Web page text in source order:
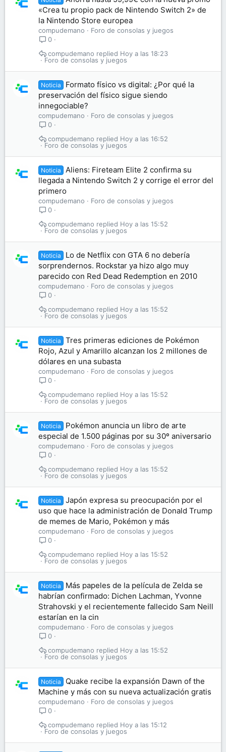
«Crea tu propio pack de Nintendo Switch 2» de
la Nintendo Store europea
compudemano
Foro de consolas y juegos
0
Foro de consolas y juegos
Hoy a las 18:23
compudemano
Noticia
Formato físico vs digital: ¿Por qué la
preservación del físico sigue siendo
innegociable?
compudemano
Foro de consolas y juegos
0
Foro de consolas y juegos
Hoy a las 16:52
compudemano
Noticia
Aliens: Fireteam Elite 2 confirma su
llegada a Nintendo Switch 2 y corrige el error del
primero
compudemano
Foro de consolas y juegos
0
Foro de consolas y juegos
Hoy a las 15:52
compudemano
Noticia
Lo de Netflix con GTA 6 no debería
sorprendernos. Rockstar ya hizo algo muy
parecido con Red Dead Redemption en 2010
compudemano
Foro de consolas y juegos
0
Foro de consolas y juegos
Hoy a las 15:52
compudemano
Noticia
Tres primeras ediciones de Pokémon
Rojo, Azul y Amarillo alcanzan los 2 millones de
dólares en una subasta
compudemano
Foro de consolas y juegos
0
Foro de consolas y juegos
Hoy a las 15:52
compudemano
Noticia
Pokémon anuncia un libro de arte
especial de 1.500 páginas por su 30º aniversario
compudemano
Foro de consolas y juegos
0
Foro de consolas y juegos
Hoy a las 15:52
compudemano
Noticia
Japón expresa su preocupación por el
uso que hace la administración de Donald Trump
de memes de Mario, Pokémon y más
compudemano
Foro de consolas y juegos
0
Foro de consolas y juegos
Hoy a las 15:52
compudemano
Noticia
Más papeles de la película de Zelda se
habrían confirmado: Dichen Lachman, Yvonne
Strahovski y el recientemente fallecido Sam Neill
estarían en la cin
compudemano
Foro de consolas y juegos
0
Foro de consolas y juegos
Hoy a las 15:52
compudemano
Noticia
Quake recibe la expansión Dawn of the
Machine y más con su nueva actualización gratis
compudemano
Foro de consolas y juegos
0
Foro de consolas y juegos
Hoy a las 15:12
compudemano